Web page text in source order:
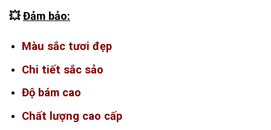
💥Đảm bảo:
Màu sắc tươi đẹp
Chi tiết sắc sảo
Độ bám cao
Chất lượng cao cấp